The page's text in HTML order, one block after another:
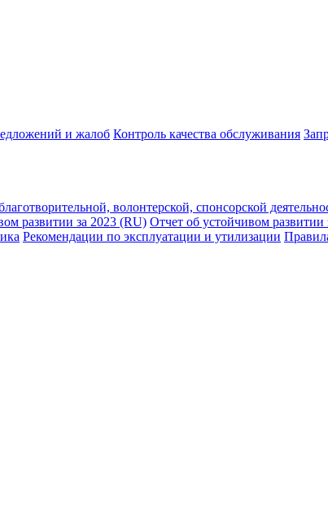
и жалоб Контроль качества обслуживания
волонтерской, спонсорской
развитии за 2023 (RU) Отчет об устойчивом развитии
Рекомендации по эксплуатации и утилизации